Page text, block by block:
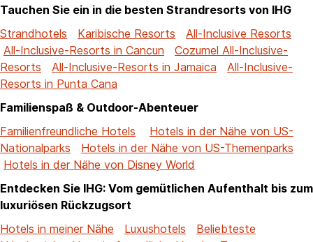
Tauchen Sie ein in die besten Strandresorts von IHG
Strandhotels
Karibische Resorts
All-Inclusive Resorts
All-Inclusive-Resorts in Cancun
Cozumel All-Inclusive-
Resorts
All-Inclusive-Resorts in Jamaica
All-Inclusive-
Resorts in Punta Cana
Familienspaß & Outdoor-Abenteuer
Familienfreundliche Hotels
Hotels in der Nähe von US-
Nationalparks
Hotels in der Nähe von US-Themenparks
Hotels in der Nähe von Disney World
Entdecken Sie IHG: Vom gemütlichen Aufenthalt bis zum
luxuriösen Rückzugsort
Hotels in meiner Nähe
Luxushotels
Beliebteste